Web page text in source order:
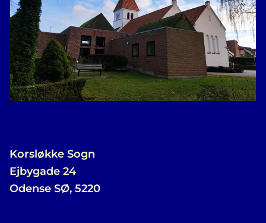
Korsløkke Sogn
Ejbygade 24
Odense SØ, 5220